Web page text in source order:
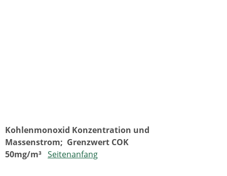
Kohlenmonoxid Konzentration und
Massenstrom; Grenzwert COK
50mg/m³ Seitenanfang